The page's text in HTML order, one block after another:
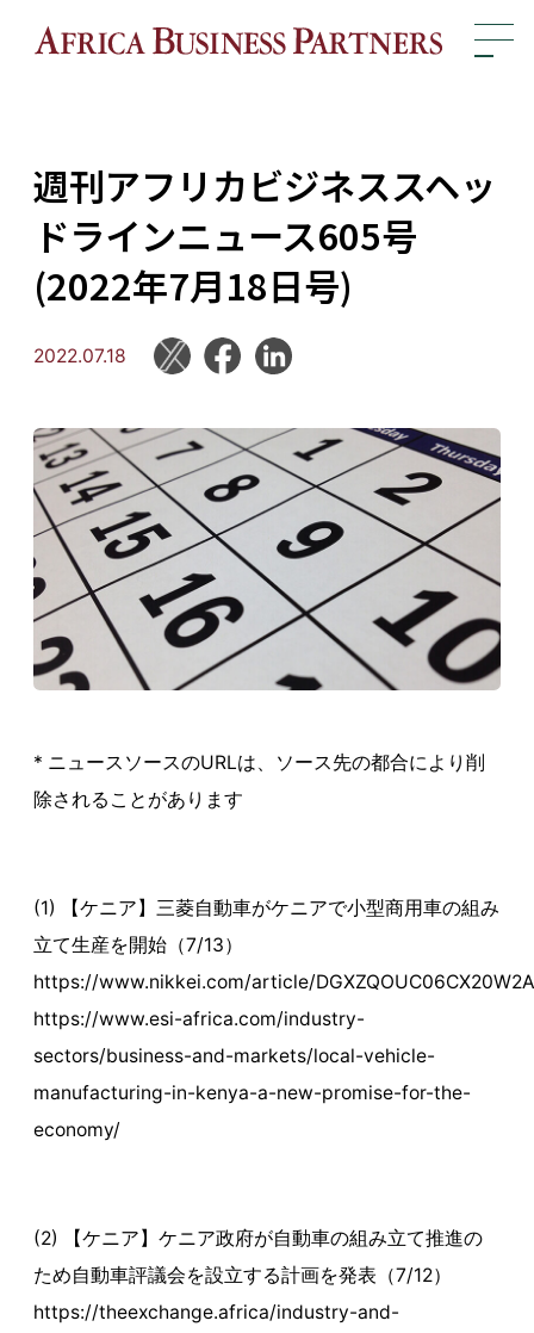
週刊アフリカビジネススヘッ
ドラインニュース605号
(2022年7月18日号)
2022.07.18
* ニュースソースのURLは、ソース先の都合により削
除されることがあります
(1) 【ケニア】三菱自動車がケニアで小型商用車の組み
立て生産を開始（7/13）
https://www.nikkei.com/article/
https://www.esi-africa.com/industry-
sectors/business-and-markets/local-vehicle-
manufacturing-in-kenya-a-new-promise-for-the-
economy/
(2) 【ケニア】ケニア政府が自動車の組み立て推進の
ため自動車評議会を設立する計画を発表（7/12）
https://theexchange.africa/industry-and-